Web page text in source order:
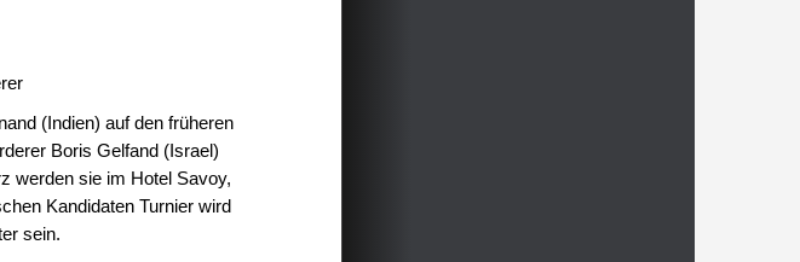
(Indien) auf den früheren
Boris Gelfand (Israel)
werden sie im Hotel Savoy,
Kandidaten Turnier wird
sein.